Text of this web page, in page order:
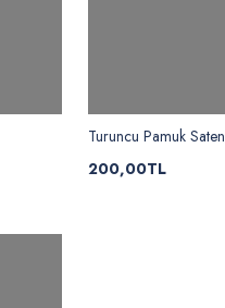
Turuncu Pamuk Saten
200,00TL